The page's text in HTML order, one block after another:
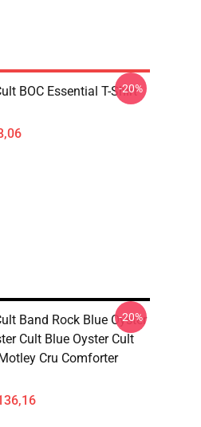
BOC Essential T-Shirt
-20%
Band Rock Blue Oyster
Cult Blue Oyster Cult
Cru Comforter
-20%